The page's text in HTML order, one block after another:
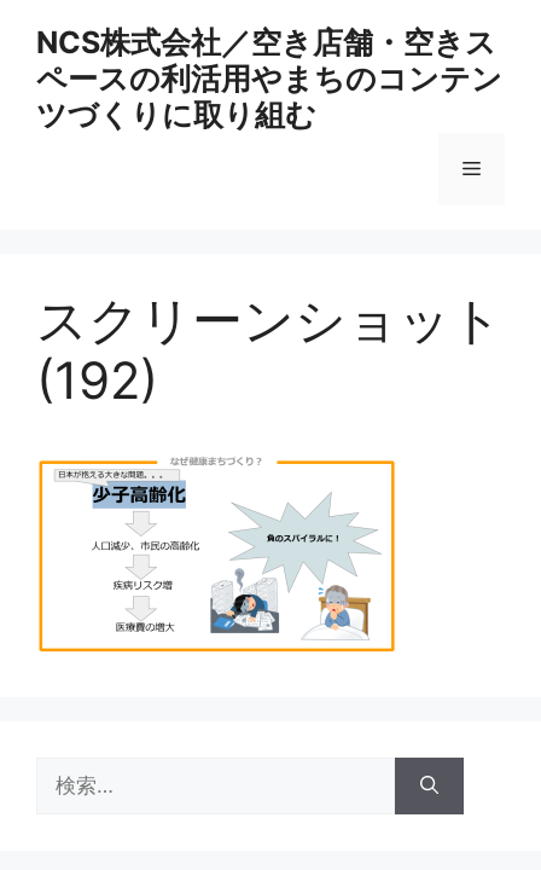
NCS株式会社／空き店舗・空きス
ペースの利活用やまちのコンテン
ツづくりに取り組む
メ
ュ
スクリーンショット
(192)
索: